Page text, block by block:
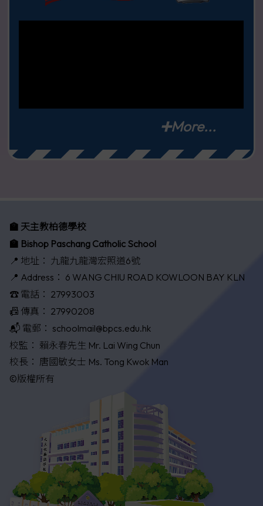
➕More...
🏫 天主教柏德學校
🏫 Bishop Paschang Catholic School
📍 地址： 九龍九龍灣宏照道6號
📍 Address： 6 WANG CHIU ROAD KOWLOON BAY KLN
☎️ 電話： 27993003
📠 傳真： 27990208
📬 電郵： schoolmail@bpcs.edu.hk
校監： 賴永春先生 Mr. Lai Wing Chun
校長： 唐國敏女士 Ms. Tong Kwok Man
©版權所有